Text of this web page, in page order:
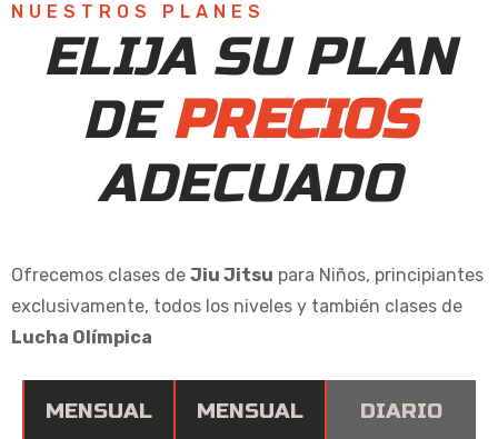
NUESTROS PLANES
ELIJA SU PLAN
DEPRECIOS
ADECUADO
Ofrecemos clases de Jiu Jitsu para Niños, principiantes
exclusivamente, todos los niveles y también clases de
Lucha Olímpica
MENSUAL MENSUAL DIARIO